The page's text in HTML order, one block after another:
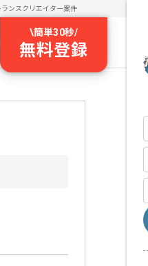
ランスクリエイター案件
\簡単30秒/
無料登録